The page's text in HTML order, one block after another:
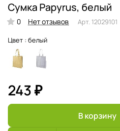
Сумка Papyrus, белый
0 Нет отзывов Арт. 12029101
Цвет : белый
243 ₽
В корзину